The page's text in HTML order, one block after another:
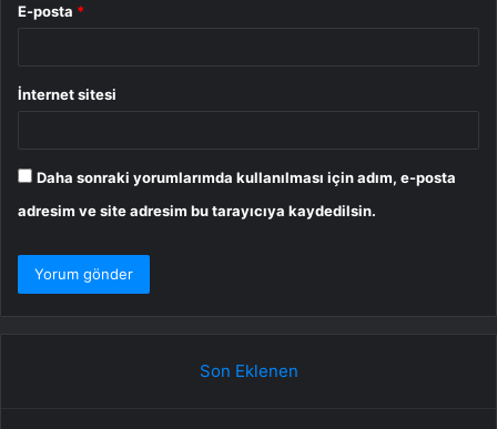
E-posta *
İnternet sitesi
Daha sonraki yorumlarımda kullanılması için adım, e-posta
adresim ve site adresim bu tarayıcıya kaydedilsin.
Son Eklenen